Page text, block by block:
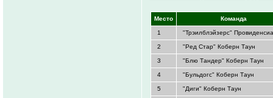
Место Команда
1 "Трэилблэйзерс"
2 "Ред Стар" Коберн Таун
3 "Блю Тандер" Коберн Таун
4 "Бульдогс" Коберн Таун
5 "Диги" Коберн Таун